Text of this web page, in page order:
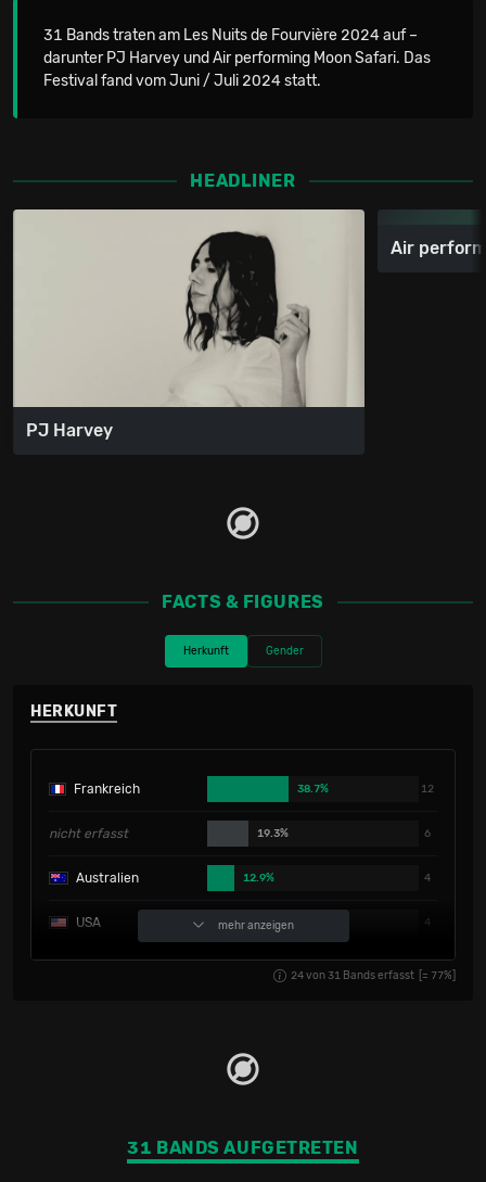
31 Bands traten am Les Nuits de Fourvière 2024 auf –
darunter PJ Harvey und Air performing Moon Safari. Das
Festival fand vom Juni / Juli 2024 statt.
HEADLINER
PJ Harvey
Air
FACTS & FIGURES
Herkunft Gender
HERKUNFT
Frankreich 38.7% 12
nicht erfasst 19.3% 6
Australien 12.9% 4
USA 12.9% 4
mehr anzeigen
24von31 Bands erfasst [= 77%]
31 BANDS AUFGETRETEN